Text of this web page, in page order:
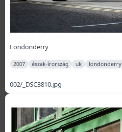
Londonderry
2007 észak-írország uk londonderry
002/_DSC3810.jpg